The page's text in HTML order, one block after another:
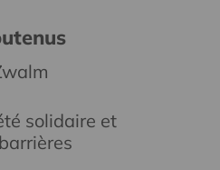
solidaire et